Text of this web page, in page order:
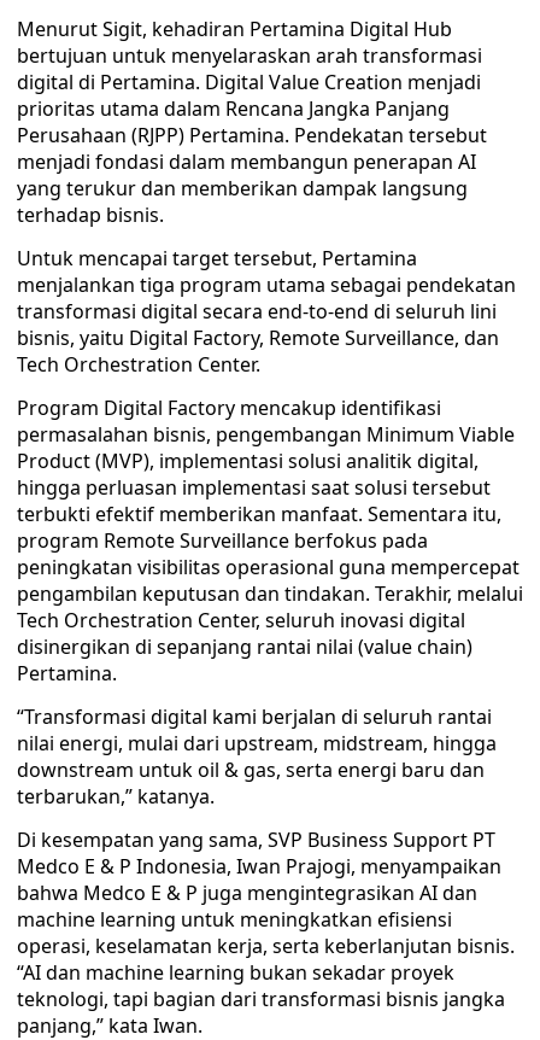
Menurut Sigit, kehadiran Pertamina Digital Hub
bertujuan untuk menyelaraskan arah transformasi
digital di Pertamina. Digital Value Creation menjadi
prioritas utama dalam Rencana Jangka Panjang
Perusahaan (RJPP) Pertamina. Pendekatan tersebut
menjadi fondasi dalam membangun penerapan AI
yang terukur dan memberikan dampak langsung
terhadap bisnis.
Untuk mencapai target tersebut, Pertamina
menjalankan tiga program utama sebagai pendekatan
transformasi digital secara end-to-end di seluruh lini
bisnis, yaitu Digital Factory, Remote Surveillance, dan
Tech Orchestration Center.
Program Digital Factory mencakup identifikasi
permasalahan bisnis, pengembangan Minimum Viable
Product (MVP), implementasi solusi analitik digital,
hingga perluasan implementasi saat solusi tersebut
terbukti efektif memberikan manfaat. Sementara itu,
program Remote Surveillance berfokus pada
peningkatan visibilitas operasional guna mempercepat
pengambilan keputusan dan tindakan. Terakhir, melalui
Tech Orchestration Center, seluruh inovasi digital
disinergikan di sepanjang rantai nilai (value chain)
Pertamina.
“Transformasi digital kami berjalan di seluruh rantai
nilai energi, mulai dari upstream, midstream, hingga
downstream untuk oil & gas, serta energi baru dan
terbarukan,” katanya.
Di kesempatan yang sama, SVP Business Support PT
Medco E & P Indonesia, Iwan Prajogi, menyampaikan
bahwa Medco E & P juga mengintegrasikan AI dan
machine learning untuk meningkatkan efisiensi
operasi, keselamatan kerja, serta keberlanjutan bisnis.
“AI dan machine learning bukan sekadar proyek
teknologi, tapi bagian dari transformasi bisnis jangka
panjang,” kata Iwan.